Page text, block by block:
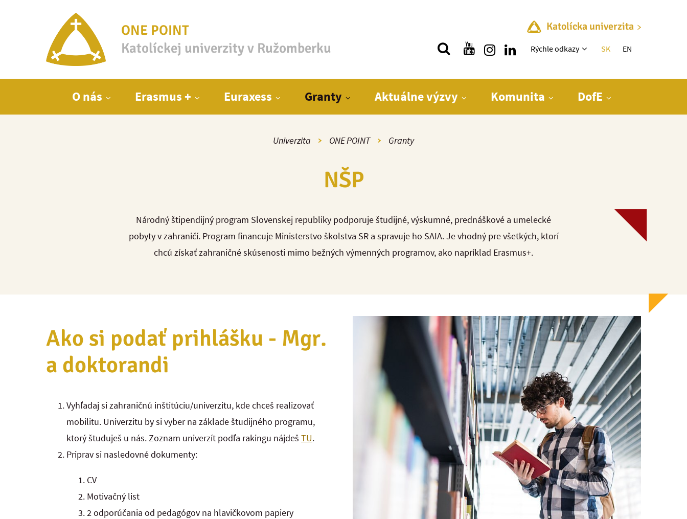
ONE POINT
Katolíckej univerzity v Ružomberku
Katolícka univerzita
Rýchle menu
Rýchle odkazy SK EN
O nás Erasmus + Euraxess Granty Aktuálne výzvy Komunita DofE
Univerzita ONE POINT Granty
NŠP
Národný štipendijný program Slovenskej republiky podporuje študijné, výskumné, prednáškové a umelecké
pobyty v zahraničí. Program financuje Ministerstvo školstva SR a spravuje ho SAIA. Je vhodný pre všetkých, ktorí
chcú získať zahraničné skúsenosti mimo bežných výmenných programov, ako napríklad Erasmus+.
Ako si podať prihlášku - Mgr.
a doktorandi
Vyhľadaj si zahraničnú inštitúciu/univerzitu, kde chceš realizovať
mobilitu. Univerzitu by si vyber na základe študijného programu,
ktorý študuješ u nás. Zoznam univerzít podľa rakingu nájdeš TU.
Priprav si nasledovné dokumenty:
CV
Motivačný list
2 odporúčania od pedagógov na hlavičkovom papiery